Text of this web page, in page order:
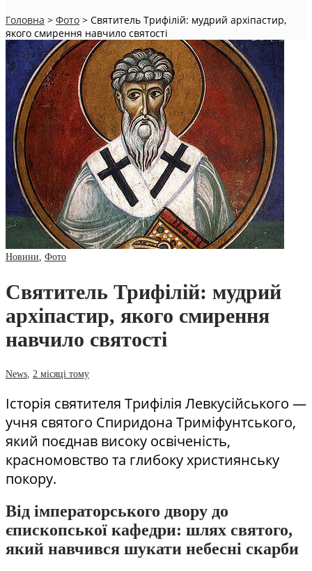
Головна > Фото > Святитель Трифілій: мудрий архіпастир,
якого смирення навчило святості
Новини Фото
Святитель Трифілій: мудрий
архіпастир, якого смирення
навчило святості
News 2 місяці тому
Історія святителя Трифілія Левкусійського —
учня святого Спиридона Триміфунтського,
який поєднав високу освіченість,
красномовство та глибоку християнську
покору.
Від імператорського двору до
єпископської кафедри: шлях святого,
який навчився шукати небесні скарби